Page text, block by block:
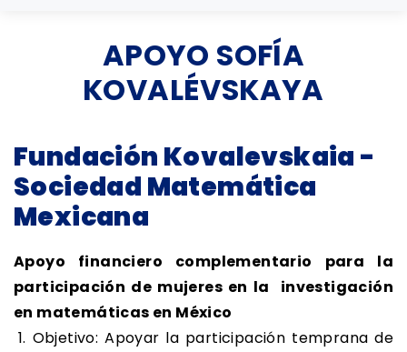
APOYO SOFÍA
KOVALÉVSKAYA
Fundación Kovalevskaia -
Sociedad Matemática
Mexicana
Apoyo financiero complementario para la
participación de mujeres en la investigación
en matemáticas en México
1. Objetivo: Apoyar la participación temprana de